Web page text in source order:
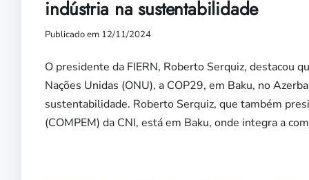
indústria na sustentabilidade
Publicado em 12/11/2024
O presidente da FIERN, Roberto Serquiz, destacou
Nações Unidas (ONU), a COP29, em Baku, no
sustentabilidade. Roberto Serquiz, que também
(COMPEM) da CNI, está em Baku, onde integra a